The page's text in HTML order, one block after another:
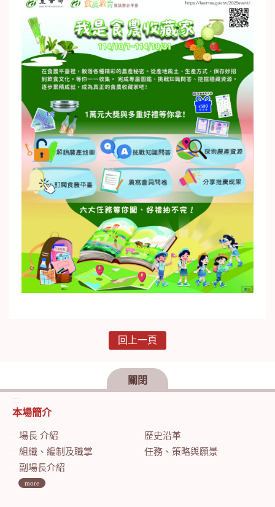
回上一頁
關閉
:::
本場簡介
場長 介紹
歷史沿革
組織、編制及職掌
任務、策略與願景
副場長介紹
more